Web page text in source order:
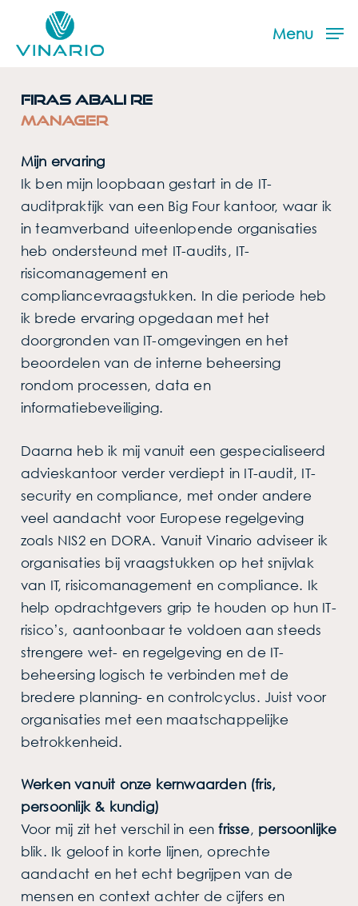
main
Menu
Firas Abali RE
Manager
Mijn ervaring
Ik ben mijn loopbaan gestart in de IT-
auditpraktijk van een Big Four kantoor, waar ik
in teamverband uiteenlopende organisaties
heb ondersteund met IT-audits, IT-
risicomanagement en
compliancevraagstukken. In die periode heb
ik brede ervaring opgedaan met het
doorgronden van IT-omgevingen en het
beoordelen van de interne beheersing
rondom processen, data en
informatiebeveiliging.
Daarna heb ik mij vanuit een gespecialiseerd
advieskantoor verder verdiept in IT-audit, IT-
security en compliance, met onder andere
veel aandacht voor Europese regelgeving
zoals NIS2 en DORA. Vanuit Vinario adviseer ik
organisaties bij vraagstukken op het snijvlak
van IT, risicomanagement en compliance. Ik
help opdrachtgevers grip te houden op hun IT-
risico’s, aantoonbaar te voldoen aan steeds
strengere wet- en regelgeving en de IT-
beheersing logisch te verbinden met de
bredere planning- en controlcyclus. Juist voor
organisaties met een maatschappelijke
betrokkenheid.
Werken vanuit onze kernwaarden (fris,
persoonlijk & kundig)
Voor mij zit het verschil in eenfrisse, persoonlijke
blik. Ik geloof in korte lijnen, oprechte
aandacht en het echt begrijpen van de
mensen en context achter de cijfers en